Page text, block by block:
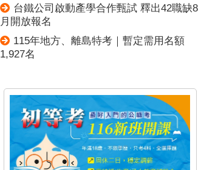
台鐵公司啟動產學合作甄試 釋出42職缺8
月開放報名
115年地方、離島特考｜暫定需用名額
1,927名